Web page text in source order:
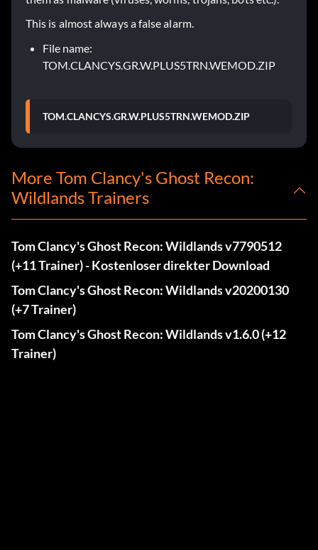
This is almost always a false alarm.
File name:
TOM.CLANCYS.GR.W.PLUS5TRN.WEMOD.ZIP
TOM.CLANCYS.GR.W.PLUS5TRN.WEMOD.ZIP
More Tom Clancy's Ghost Recon:
Wildlands Trainers
Tom Clancy's Ghost Recon: Wildlands v7790512
(+11 Trainer) - Kostenloser direkter Download
Tom Clancy's Ghost Recon: Wildlands v20200130
(+7 Trainer)
Tom Clancy's Ghost Recon: Wildlands v1.6.0 (+12
Trainer)